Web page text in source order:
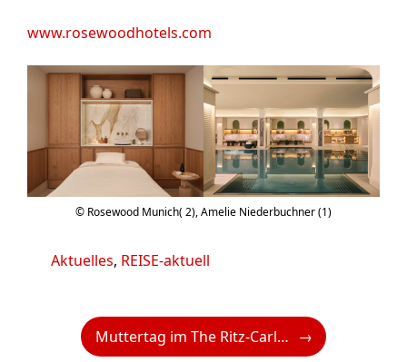
www.rosewoodhotels.com
© Rosewood Munich( 2), Amelie Niederbuchner (1)
Kategorien
Aktuelles, REISE-aktuell
Muttertag im The Ritz-Carlton Vienna